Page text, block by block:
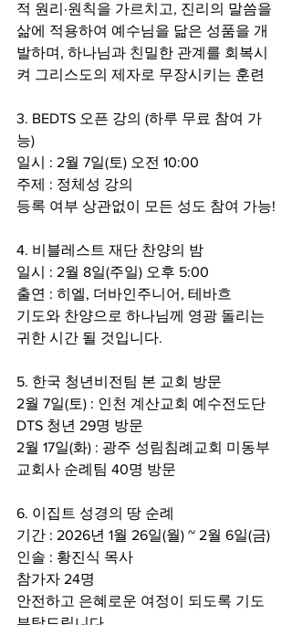
적 원리·원칙을 가르치고, 진리의 말씀을
삶에 적용하여 예수님을 닮은 성품을 개
발하며, 하나님과 친밀한 관계를 회복시
켜 그리스도의 제자로 무장시키는 훈련
3. BEDTS 오픈 강의 (하루 무료 참여 가
능)
일시 : 2월 7일(토) 오전 10:00
주제 : 정체성 강의
등록 여부 상관없이 모든 성도 참여 가능!
4. 비블레스트 재단 찬양의 밤
일시 : 2월 8일(주일) 오후 5:00
출연 : 히엘, 더바인주니어, 테바흐
기도와 찬양으로 하나님께 영광 돌리는
귀한 시간 될 것입니다.
5. 한국 청년비전팀 본 교회 방문
2월 7일(토) : 인천 계산교회 예수전도단
DTS 청년 29명 방문
2월 17일(화) : 광주 성림침례교회 미동부
교회사 순례팀 40명 방문
6. 이집트 성경의 땅 순례
기간 : 2026년 1월 26일(월) ~ 2월 6일(금)
인솔 : 황진식 목사
참가자 24명
안전하고 은혜로운 여정이 되도록 기도